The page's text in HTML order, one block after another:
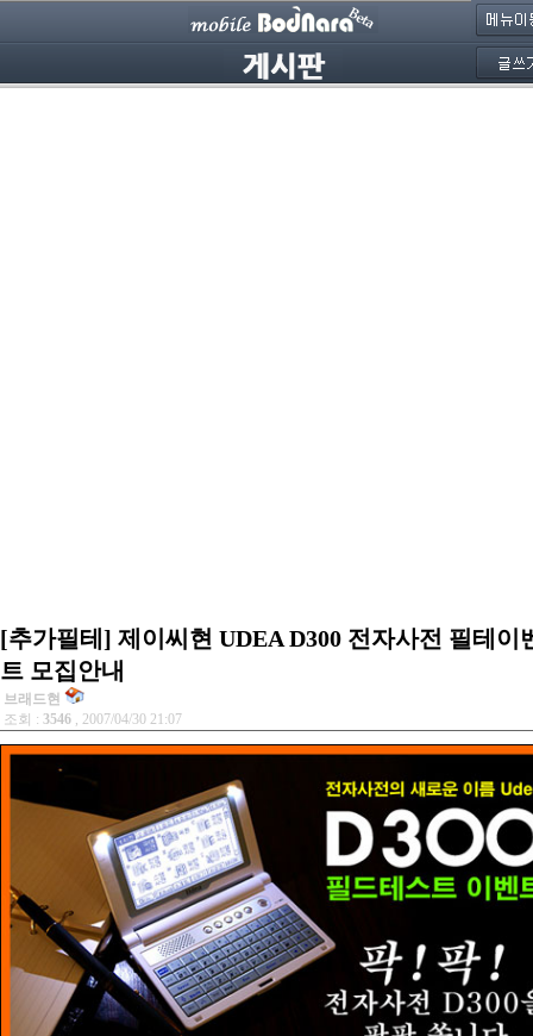
[추가필테] 제이씨현 UDEA D300 전자사전 필테이
트 모집안내
브래드현
조회 : 3546 , 2007/04/30 21:07